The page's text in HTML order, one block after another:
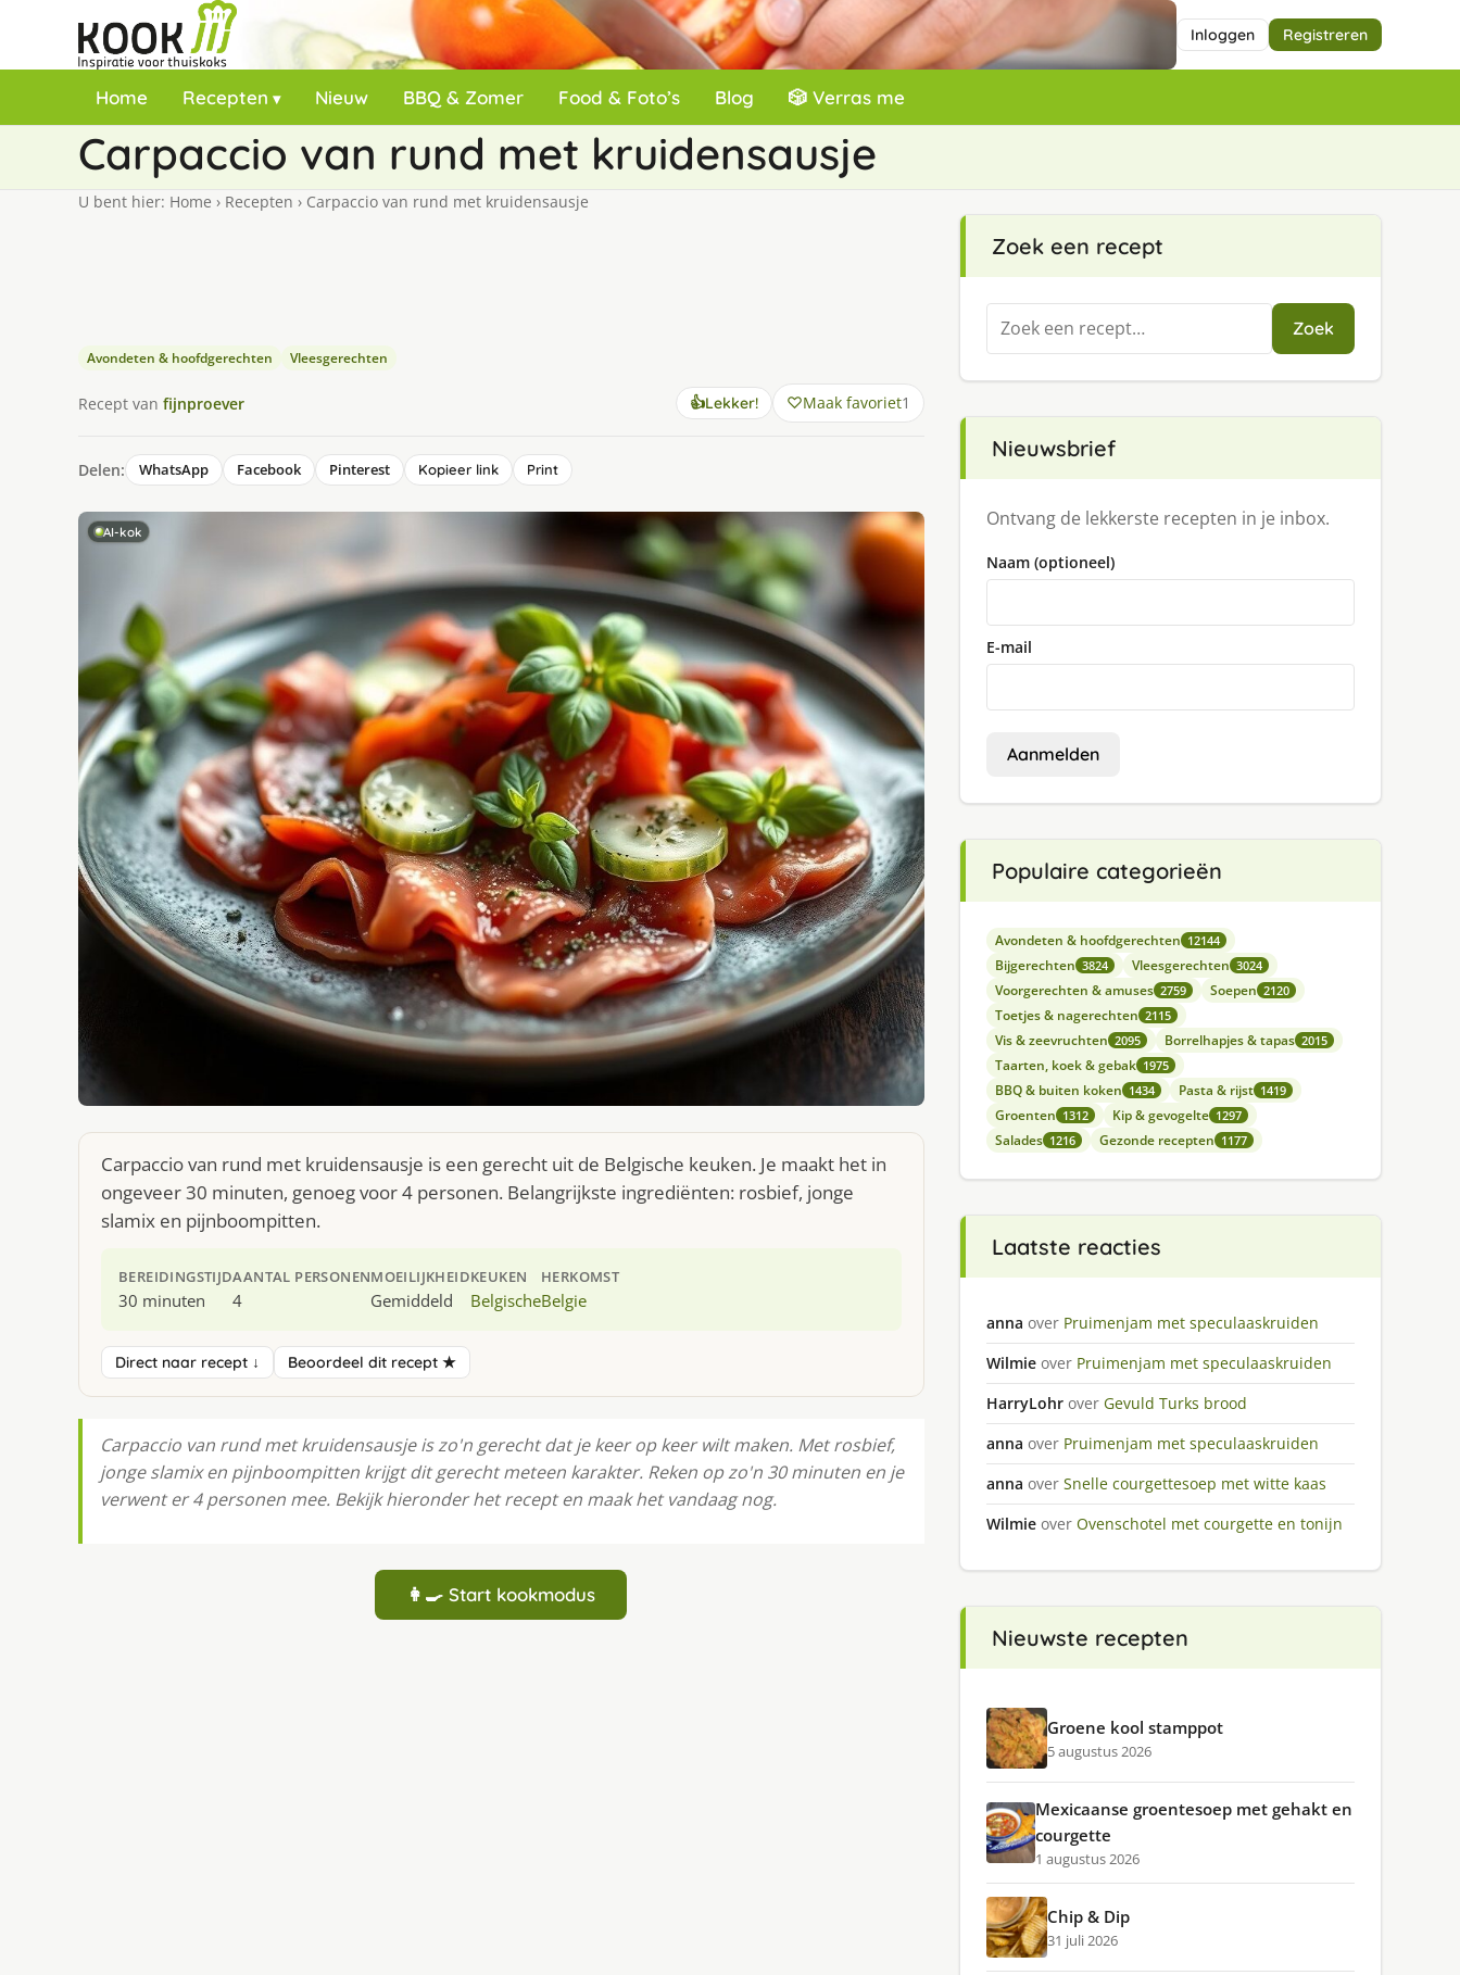
Inloggen Registreren
Home Recepten Nieuw BBQ & Zomer Food & Foto’s Blog 🎲 Verras me
Carpaccio van rund met kruidensausje
U bent hier: Home › Recepten › Carpaccio van rund met kruidensausje
Avondeten & hoofdgerechten Vleesgerechten
Recept van fijnproever 👍Lekker! Maak favoriet1
Delen: WhatsApp Facebook Pinterest Kopieer link Print
AI-kok
Carpaccio van rund met kruidensausje is een gerecht uit de Belgische keuken. Je maakt het in
ongeveer 30 minuten, genoeg voor 4 personen. Belangrijkste ingrediënten: rosbief, jonge
slamix en pijnboompitten.
BEREIDINGSTIJD
30 minuten
AANTAL PERSONEN
4
MOEILIJKHEID
Gemiddeld
KEUKEN
Belgische
HERKOMST
Belgie
Direct naar recept ↓ Beoordeel dit recept ★
Carpaccio van rund met kruidensausje is zo'n gerecht dat je keer op keer wilt maken. Met rosbief,
jonge slamix en pijnboompitten krijgt dit gerecht meteen karakter. Reken op zo'n 30 minuten en je
verwent er 4 personen mee. Bekijk hieronder het recept en maak het vandaag nog.
👩‍🍳 Start kookmodus
Zoek een recept
Zoeken
naar:
Zoek
Nieuwsbrief
Ontvang de lekkerste recepten in je inbox.
Naam (optioneel)
E-mail
Aanmelden
Populaire categorieën
Avondeten & hoofdgerechten 12144
Bijgerechten 3824 Vleesgerechten 3024
Voorgerechten & amuses 2759 Soepen 2120
Toetjes & nagerechten 2115
Vis & zeevruchten 2095 Borrelhapjes & tapas 2015
Taarten, koek & gebak 1975
BBQ & buiten koken 1434 Pasta & rijst 1419
Groenten 1312 Kip & gevogelte 1297
Salades 1216 Gezonde recepten 1177
Laatste reacties
anna over Pruimenjam met speculaaskruiden
Wilmie over Pruimenjam met speculaaskruiden
HarryLohr over Gevuld Turks brood
anna over Pruimenjam met speculaaskruiden
anna over Snelle courgettesoep met witte kaas
Wilmie over Ovenschotel met courgette en tonijn
Nieuwste recepten
Groene kool stamppot
5 augustus 2026
Mexicaanse groentesoep met gehakt en
courgette
1 augustus 2026
Chip & Dip
31 juli 2026